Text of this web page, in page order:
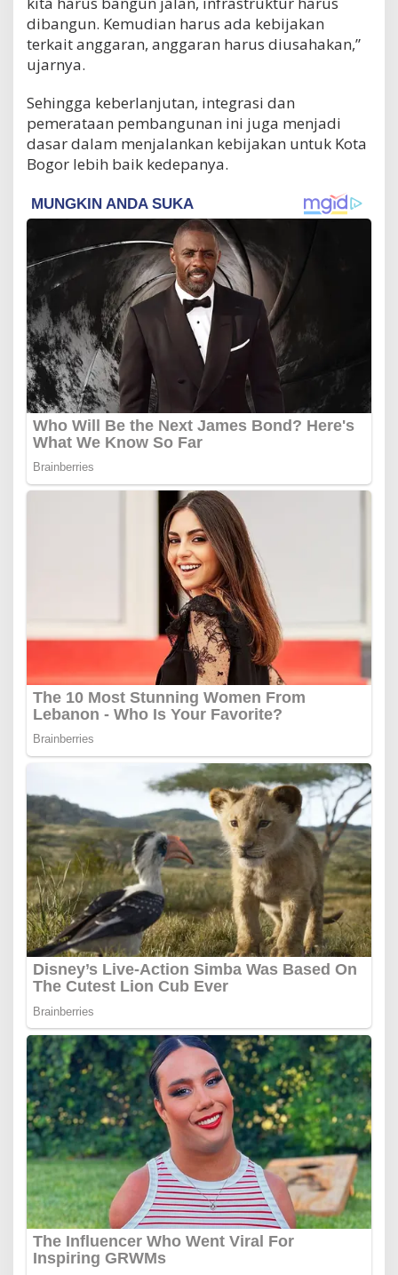
dibangun. Kemudian harus ada kebijakan
terkait anggaran, anggaran harus diusahakan,”
ujarnya.
Sehingga keberlanjutan, integrasi dan
pemerataan pembangunan ini juga menjadi
dasar dalam menjalankan kebijakan untuk Kota
Bogor lebih baik kedepanya.